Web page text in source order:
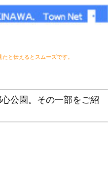
と伝えるとスムーズです。
公園。その一部をご紹